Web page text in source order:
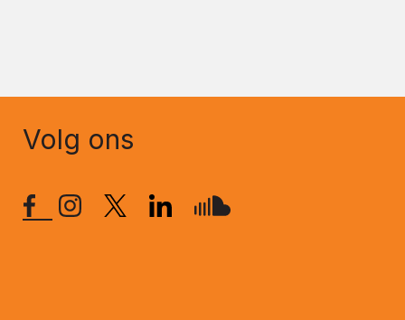
Volg ons